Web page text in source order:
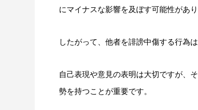
にマイナスな影響を及ぼす可能性があり
したがって、他者を誹謗中傷する行為
自己表現や意見の表明は大切ですが、
勢を持つことが重要です。